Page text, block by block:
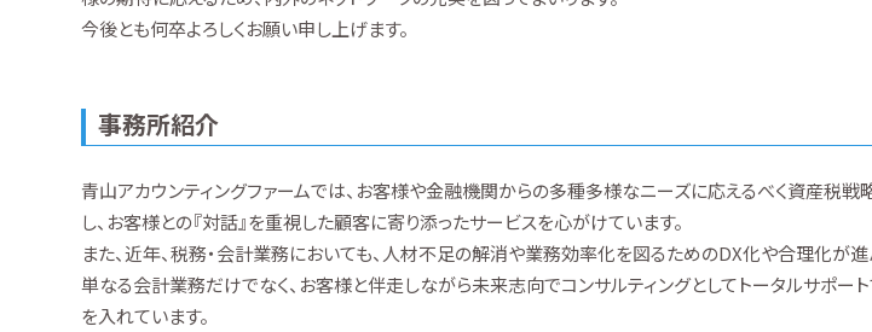
今後とも何卒よろしくお願い申し上げます。
事務所紹介
青山アカウンティングファームでは、お客様や金融機関からの多種多様なニーズに応えるべく資産税
し、お客様との『対話』を重視した顧客に寄り添ったサービスを心がけています。
また、近年、税務・会計業務においても、人材不足の解消や業務効率化を図るためのDX化や合理化が進
単なる会計業務だけでなく、お客様と伴走しながら未来志向でコンサルティングとしてトータルサポー
を入れています。